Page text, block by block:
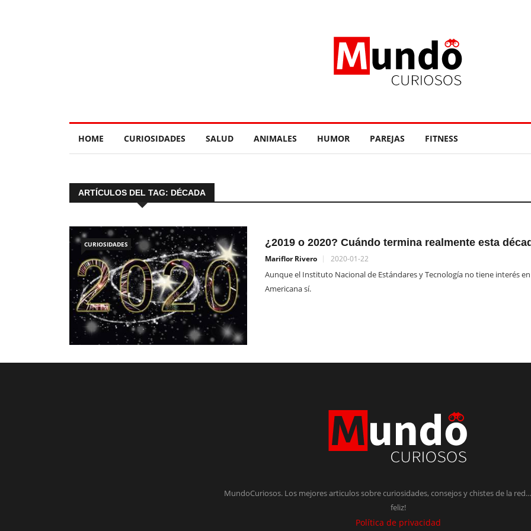
HOME CURIOSIDADES SALUD ANIMALES HUMOR PAREJAS FITNESS
ARTÍCULOS DEL TAG: DÉCADA
CURIOSIDADES ¿2019 o 2020? Cuándo termina realmente esta
Mariflor Rivero 2020-01-22
Aunque el Instituto Nacional de Estándares y Tecnología no tiene interés
Americana sí.
MundoCuriosos. Los mejores articulos sobre curiosidades, consejos y chistes de la
feliz!
Política de privacidad